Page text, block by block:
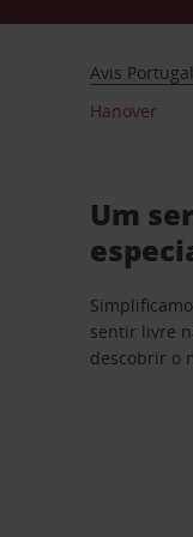
Avis
Hanover
Um
sentir livre
descobrir o